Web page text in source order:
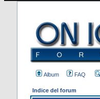
Album FAQ
Indice del forum